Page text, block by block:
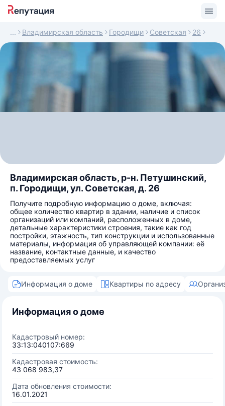
Владимирская область Городищи Советская 26
Владимирская область, р-н. Петушинский,
п. Городищи, ул. Советская, д. 26
Получите подробную информацию о доме, включая:
общее количество квартир в здании, наличие и список
организаций или компаний, расположенных в доме,
детальные характеристики строения, такие как год
постройки, этажность, тип конструкции и использованные
материалы, информация об управляющей компании: её
название, контактные данные, и качество
предоставляемых услуг
Информация о доме Квартиры по адресу
Информация о доме
Кадастровый номер:
33:13:040107:669
Кадастровая стоимость:
43 068 983,37
Дата обновления стоимости:
16.01.2021